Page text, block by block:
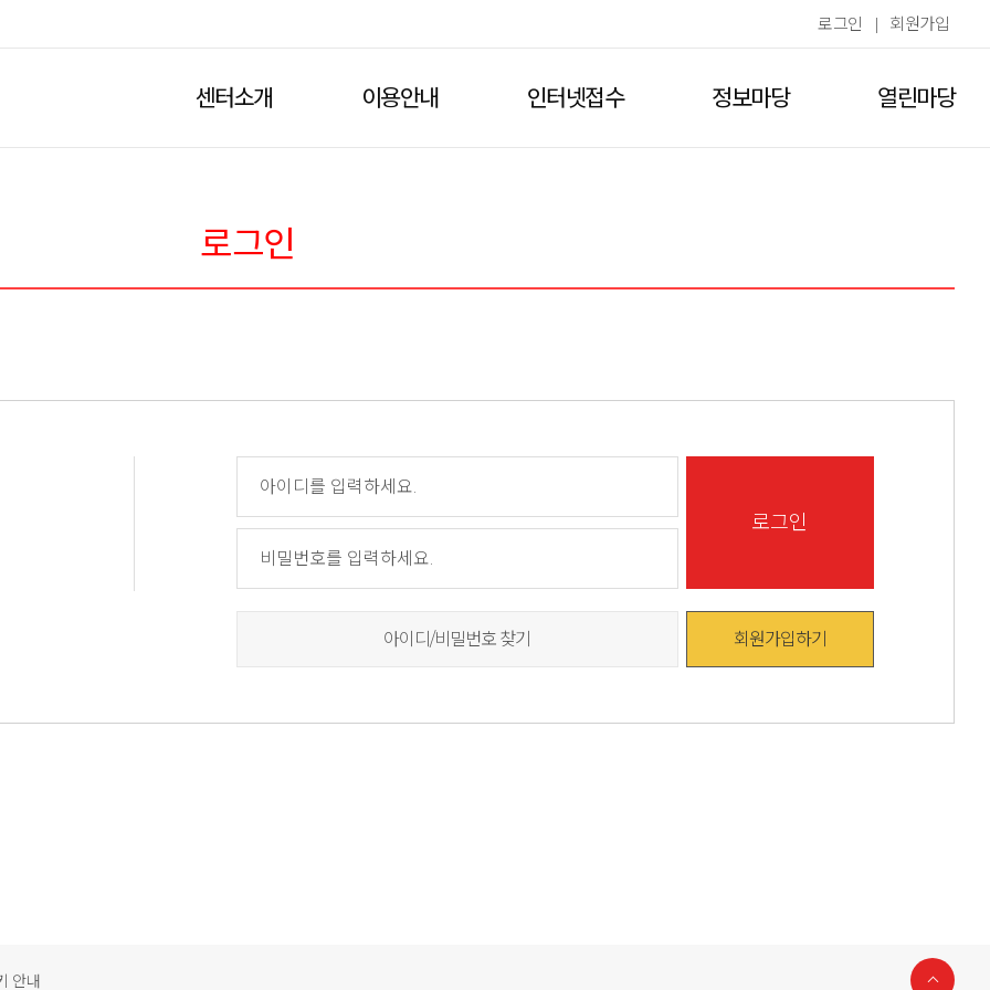
로그인 | 회원가입
센터소개 이용안내 인터넷접수 정보마당 열린마당
로그인
로그인
아이디/비밀번호 찾기 회원가입하기
안내